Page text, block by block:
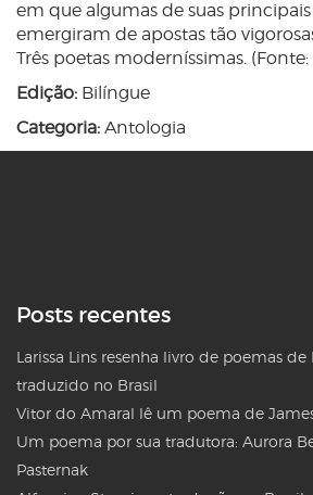
em que algumas de suas
emergiram de apostas tão
Três poetas moderníssimas.
Edição: Bilíngue
Categoria: Antologia
Posts recentes
Larissa Lins resenha livro de poemas de
traduzido no Brasil
Vitor do Amaral lê um poema de
Um poema por sua tradutora: Aurora
Pasternak